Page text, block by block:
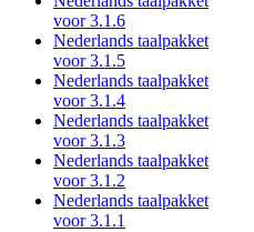
voor 3.1.6
Nederlands taalpakket
voor 3.1.5
Nederlands taalpakket
voor 3.1.4
Nederlands taalpakket
voor 3.1.3
Nederlands taalpakket
voor 3.1.2
Nederlands taalpakket
voor 3.1.1